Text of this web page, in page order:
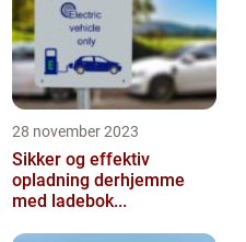
28 november 2023
Sikker og effektiv
opladning derhjemme
med ladebok...